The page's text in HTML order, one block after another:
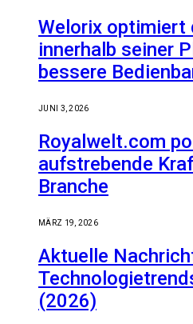
Welorix optimiert
innerhalb seiner
bessere
JUNI 3, 2026
Royalwelt.com
aufstrebende
Branche
MÄRZ 19, 2026
Aktuelle
(2026)